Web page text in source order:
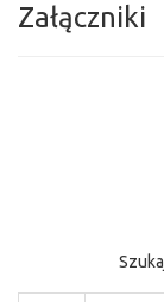
Załączniki